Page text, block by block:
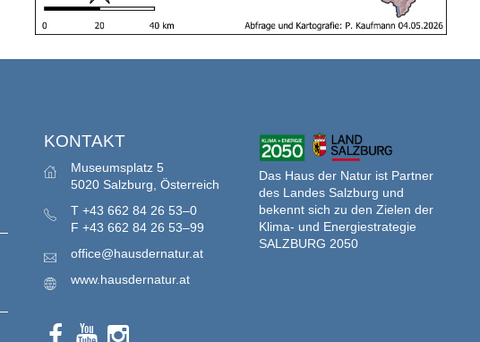
KONTAKT
Museumsplatz 5
5020 Salzburg, Österreich
T +43 662 84 26 53–0
F +43 662 84 26 53–99
office@hausdernatur.at
www.hausdernatur.at
Das Haus der Natur ist Partner
des Landes Salzburg und
bekennt sich zu den Zielen der
Klima- und Energiestrategie
SALZBURG 2050